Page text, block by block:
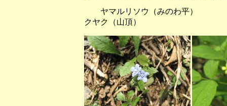
ヤマルリソウ（みのわ平
クヤク（山頂）